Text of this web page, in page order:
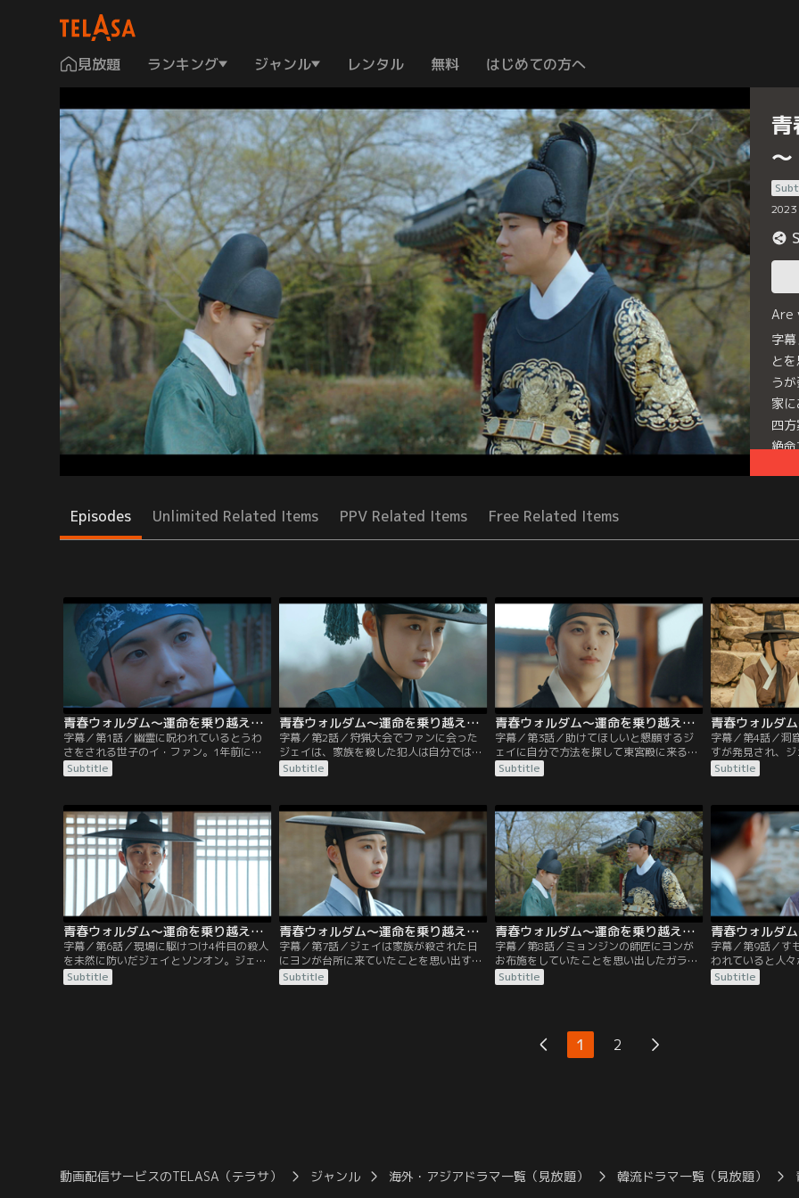
見放題 ランキング ジャンル レンタル 無料 はじめての方へ
青
2023
Are
字
と
う
家
四
絶
Episodes Unlimited Related Items PPV Related Items Free Related Items
青春ウォルダム～運命を乗り越えて～ 第01話／字幕
字幕／第1話／幽霊に呪われているとうわ
さをされる世子のイ・ファン。1年前に呪
いのとおり右肩を矢で射られてから右腕が
使えないのではないかという疑いの目が向
持ち上がる。そんな中、ファンの師匠であ
る開城府尹のミン・ホスン一家が毒殺され
る。ホスンの娘であるミン・ジェイは家族
を殺した容疑者として追われる身に。
Subtitle
青春ウォルダム～運命を乗り越えて～ 第02話／字幕
字幕／第2話／狩猟大会でファンに会った
ジェイは、家族を殺した犯人は自分ではな
いと訴える。祝詞を書く手から突然血が流
れて動揺するファン。ファンが開城府尹に
ァンは密書を送っていなかった。そして祝
詞の仕掛けを明かしたジェイは、幽霊の呪
いにおびえるファンに、この世に幽霊など
存在しないと言い放つ。
Subtitle
青春ウォルダム～運命を乗り越えて～ 第03話／字幕
字幕／第3話／助けてほしいと懇願するジ
ェイに自分で方法を探して東宮殿に来るよ
う命じたファン。ジェイは内官にふんして
東宮殿に現れる。一方、狩猟大会の祝詞を
が一家で逃げていたことが発覚。マンシク
が売った物の中に父親が持っている方位磁
針を発見し動揺するハン・ソンオン。
Subtitle
字幕／第4話／洞
すが発見され、
望みをかけるソ
は婚姻の贈り物
弟子となったガ
ェイと再会。使
ァンが射られた
だと判明する。
Subtitle
青春ウォルダム～運命を乗り越えて～ 第06話／字幕
字幕／第6話／現場に駆けつけ4件目の殺人
を未然に防いだジェイとソンオン。ジェイ
がけがを負いながらも捕まえた連続殺人の
犯人は星宿庁の国巫だった。ファンの信頼
Subtitle
青春ウォルダム～運命を乗り越えて～ 第07話／字幕
字幕／第7話／ジェイは家族が殺された日
にヨンが台所に来ていたことを思い出す。
そのことを伝えようとファンの所へ向かう
が、ヨンの遺書を読んだファンはジェイの
Subtitle
青春ウォルダム～運命を乗り越えて～ 第08話／字幕
字幕／第8話／ミョンジンの師匠にヨンが
お布施をしていたことを思い出したガラ
ム。話を聞こうとミョンジンの師匠を追う
が姿が見えなくなっていた。ジェイとミョ
件の最後の文字を明かし王の目前でマムシ
にかまれ絶命する。
Subtitle
字幕／第9話／す
われていると人
イはすももの木
く人であると主
Subtitle
1 2
動画配信サービスのTELASA（テラサ） ジャンル 海外・アジアドラマ一覧（見放題） 韓流ドラマ一覧（見放題）